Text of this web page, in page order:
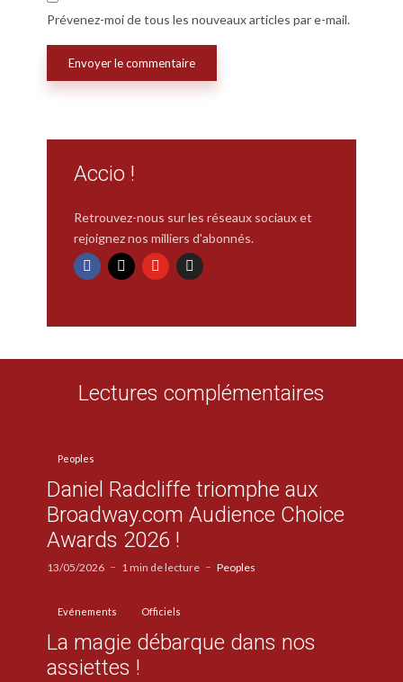
Prévenez-moi de tous les nouveaux articles par e-mail.
Accio !
Retrouvez-nous sur les réseaux sociaux et
rejoignez nos milliers d'abonnés.
Lectures complémentaires
Peoples
Daniel Radcliffe triomphe aux
Broadway.com Audience Choice
Awards 2026 !
13/05/2026 1 min de lecture Peoples
Evénements Officiels
La magie débarque dans nos
assiettes !